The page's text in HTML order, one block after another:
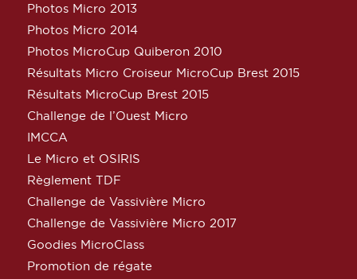
Photos Micro 2013
Photos Micro 2014
Photos MicroCup Quiberon 2010
Résultats Micro Croiseur MicroCup Brest 2015
Résultats MicroCup Brest 2015
Challenge de l’Ouest Micro
IMCCA
Le Micro et OSIRIS
Règlement TDF
Challenge de Vassivière Micro
Challenge de Vassivière Micro 2017
Goodies MicroClass
Promotion de régate